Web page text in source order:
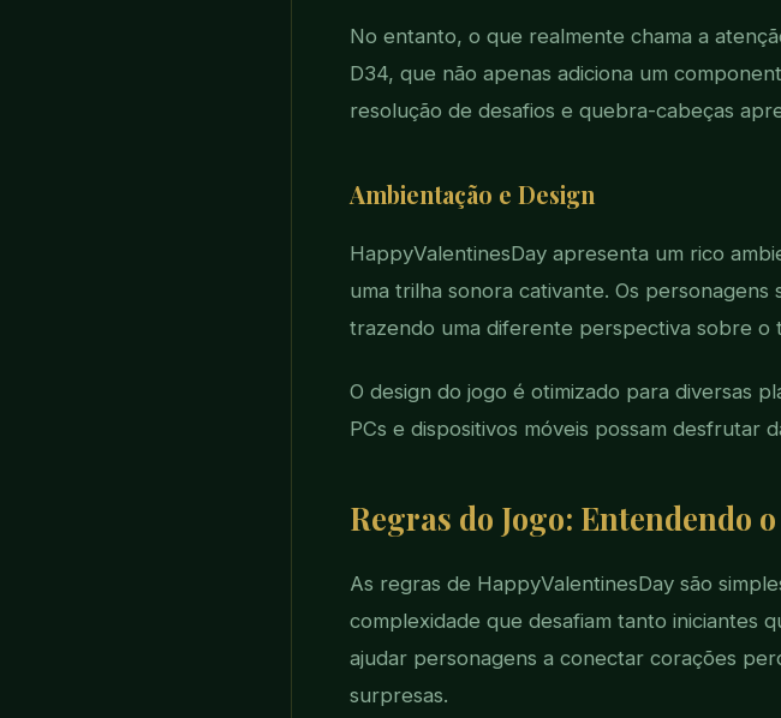
No entanto, o que realmente chama a
D34, que não apenas adiciona um
resolução de desafios e quebra-cabeças
Ambientação e Design
HappyValentinesDay apresenta um rico
uma trilha sonora cativante. Os
trazendo uma diferente perspectiva sobre o
O design do jogo é otimizado para diversas
PCs e dispositivos móveis possam desfrutar
Regras do Jogo: Entendendo
As regras de HappyValentinesDay são
complexidade que desafiam tanto iniciantes
ajudar personagens a conectar corações
surpresas.